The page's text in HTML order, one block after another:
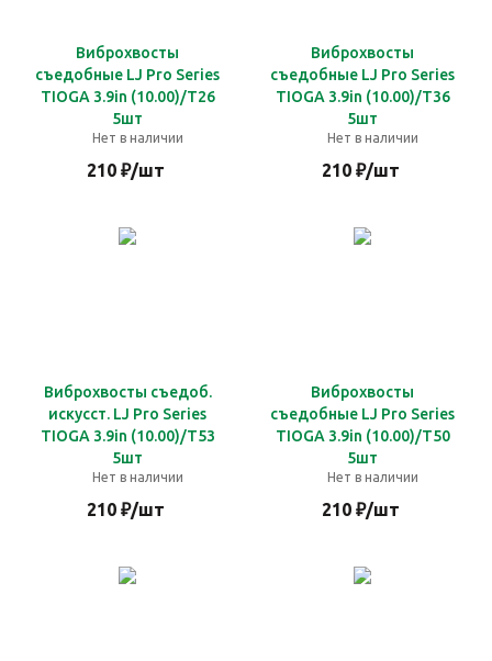
Виброхвосты
съедобные LJ Pro Series
TIOGA 3.9in (10.00)/T26
5шт
Нет в наличии
210₽/шт
Виброхвосты
съедобные LJ Pro Series
TIOGA 3.9in (10.00)/T36
5шт
Нет в наличии
210₽/шт
Виброхвосты съедоб.
искусст. LJ Pro Series
TIOGA 3.9in (10.00)/T53
5шт
Нет в наличии
210₽/шт
Виброхвосты
съедобные LJ Pro Series
TIOGA 3.9in (10.00)/T50
5шт
Нет в наличии
210₽/шт